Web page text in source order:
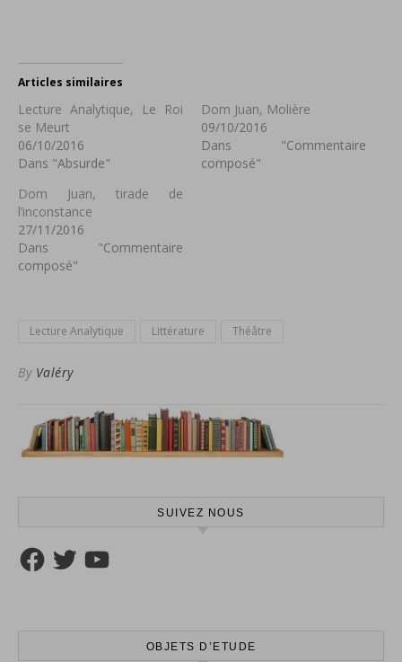
Articles similaires
Lecture Analytique, Le Roi
se Meurt
06/10/2016
Dans "Absurde"
Dom Juan, Molière
09/10/2016
Dans "Commentaire
composé"
Dom Juan, tirade de
l’inconstance
27/11/2016
Dans "Commentaire
composé"
Lecture Analytique Littérature Théâtre
By Valéry
SUIVEZ NOUS
FacebookTwitterYouTube
OBJETS D’ETUDE